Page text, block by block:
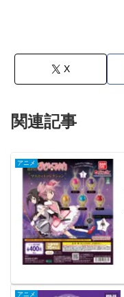
X
関連記事
アニメ
アニメ